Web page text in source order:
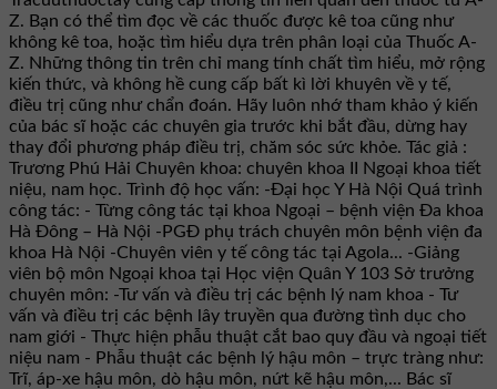
Z. Bạn có thể tìm đọc về các thuốc được kê toa cũng như
không kê toa, hoặc tìm hiểu dựa trên phân loại của Thuốc A-
Z. Những thông tin trên chỉ mang tính chất tìm hiểu, mở rộng
kiến thức, và không hề cung cấp bất kì lời khuyên về y tế,
điều trị cũng như chẩn đoán. Hãy luôn nhớ tham khảo ý kiến
của bác sĩ hoặc các chuyên gia trước khi bắt đầu, dừng hay
thay đổi phương pháp điều trị, chăm sóc sức khỏe. Tác giả :
Trương Phú Hải Chuyên khoa: chuyên khoa II Ngoại khoa tiết
niệu, nam học. Trình độ học vấn: -Đại học Y Hà Nội Quá trình
công tác: - Từng công tác tại khoa Ngoại – bệnh viện Đa khoa
Hà Đông – Hà Nội -PGĐ phụ trách chuyên môn bệnh viện đa
khoa Hà Nội -Chuyên viên y tế công tác tại Agola... -Giảng
viên bộ môn Ngoại khoa tại Học viện Quân Y 103 Sở trưởng
chuyên môn: -Tư vấn và điều trị các bệnh lý nam khoa - Tư
vấn và điều trị các bệnh lây truyền qua đường tình dục cho
nam giới - Thực hiện phẫu thuật cắt bao quy đầu và ngoại tiết
niệu nam - Phẫu thuật các bệnh lý hậu môn – trực tràng như:
Trĩ, áp-xe hậu môn, dò hậu môn, nứt kẽ hậu môn,... Bác sĩ